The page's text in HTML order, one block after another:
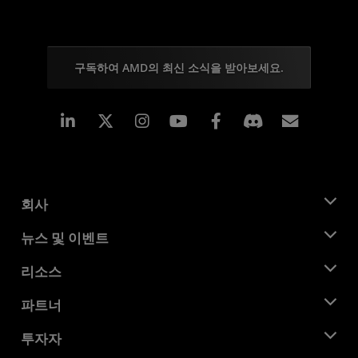
구독하여 AMD의 최신 소식을 받아보세요.
Linkedin Instagram Facebook
회사
AMD 소개
기업의 사회적 책임
채용
문의하기
뉴스 및 이벤트
뉴스룸
미디어 라이브러리
리소스
개발자 센트럴
사례 연구
파트너
AMD 파트너 허브
투자자